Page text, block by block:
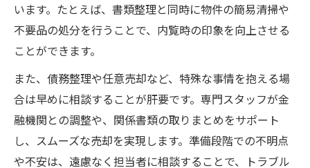
います。たとえば、書類整理と同時に物件の簡易清掃や
不要品の処分を行うことで、内覧時の印象を向上させる
ことができます。
また、債務整理や任意売却など、特殊な事情を抱える場
合は早めに相談することが肝要です。専門スタッフが金
融機関との調整や、関係書類の取りまとめをサポート
し、スムーズな売却を実現します。準備段階での不明点
や不安は、遠慮なく担当者に相談することで、トラブル